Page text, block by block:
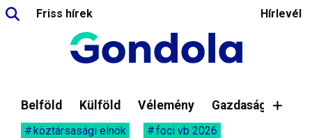
Friss hírek Hírlevél
Belföld Külföld Vélemény Gazdaság
köztársasági elnök foci vb 2026